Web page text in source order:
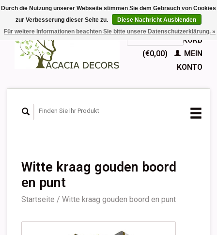
EUR
GBPDeutsch
Nederlands
English
IHR WARENKORB
(€0,00)
MEIN
KONTO
Witte kraag gouden boord
en punt
Startseite / Witte kraag gouden boord en punt
Durch die Nutzung unserer Webseite stimmen Sie dem Gebrauch von Cookies
zur Verbesserung dieser Seite zu.
Diese Nachricht Ausblenden
Für weitere Informationen beachten Sie bitte unsere Datenschutzerklärung. »